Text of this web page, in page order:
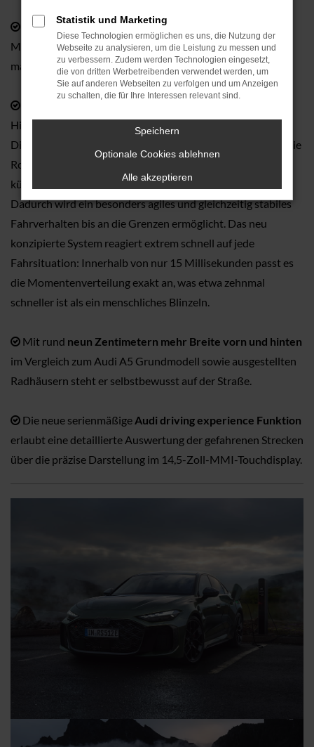
Unverkennbar RS:breitere Karosserie, abgedunkelte
Matrix LED-Scheinwerfer, RS-Sportabgasanlage und
markante Details im Interieur
Hinterachsgetriebe für Handling auf völlig neuem Niveau.
Diese innovative Technologie übernimmt gewissermaßen die
Rolle eines unsichtbaren Dirigenten, der die Kräfte in
kürzester Zeit präzise zwischen den Hinterrädern verteilt.
Dadurch wird ein besonders agiles und gleichzeitig stabiles
Fahrverhalten bis an die Grenzen ermöglicht. Das neu
konzipierte System reagiert extrem schnell auf jede
Fahrsituation: Innerhalb von nur 15 Millisekunden passt es
die Momentenverteilung exakt an, was etwa zehnmal
schneller ist als ein menschliches Blinzeln.
Mit rund neun Zentimetern mehr Breite vorn und hinten
im Vergleich zum Audi A5 Grundmodell sowie ausgestellten
Radhäusern steht er selbstbewusst auf der Straße.
Die neue serienmäßige Audi driving experience Funktion
erlaubt eine detaillierte Auswertung der gefahrenen Strecken
über die präzise Darstellung im 14,5-Zoll-MMI-Touchdisplay.
Statistik und Marketing
Diese Technologien ermöglichen es uns, die Nutzung der
Webseite zu analysieren, um die Leistung zu messen und
zu verbessern. Zudem werden Technologien eingesetzt,
die von dritten Werbetreibenden verwendet werden, um
Sie auf anderen Webseiten zu verfolgen und um Anzeigen
zu schalten, die für Ihre Interessen relevant sind.
Speichern
Optionale Cookies ablehnen
Alle akzeptieren